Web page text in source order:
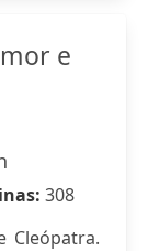
e
308
Cleópatra.